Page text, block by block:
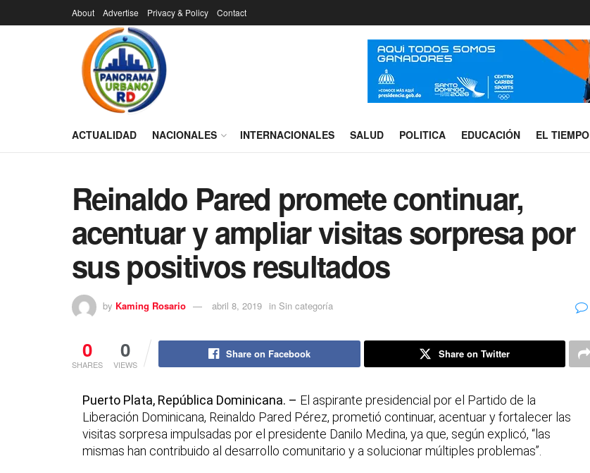
About Advertise Privacy & Policy Contact
ACTUALIDAD NACIONALES INTERNACIONALES SALUD POLITICA EDUCACIÓN EL TIEMPO
Reinaldo Pared promete continuar,
acentuar y ampliar visitas sorpresa por
sus positivos resultados
by Kaming Rosario abril 8, 2019 in Sin categoría
0
SHARES
0
VIEWS
Share on Facebook Share on Twitter
Puerto Plata, República Dominicana. – El aspirante presidencial por el Partido de la
Liberación Dominicana, Reinaldo Pared Pérez, prometió continuar, acentuar y fortalecer las
visitas sorpresa impulsadas por el presidente Danilo Medina, ya que, según explicó, “las
mismas han contribuido al desarrollo comunitario y a solucionar múltiples problemas”.